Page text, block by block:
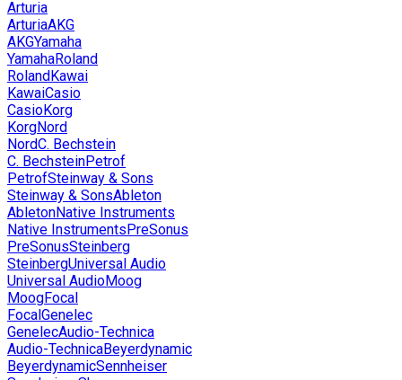
Arturia
ArturiaAKG
AKGYamaha
YamahaRoland
RolandKawai
KawaiCasio
CasioKorg
KorgNord
NordC. Bechstein
C. BechsteinPetrof
PetrofSteinway & Sons
Steinway & SonsAbleton
AbletonNative Instruments
Native InstrumentsPreSonus
PreSonusSteinberg
SteinbergUniversal Audio
Universal AudioMoog
MoogFocal
FocalGenelec
GenelecAudio-Technica
Audio-TechnicaBeyerdynamic
BeyerdynamicSennheiser